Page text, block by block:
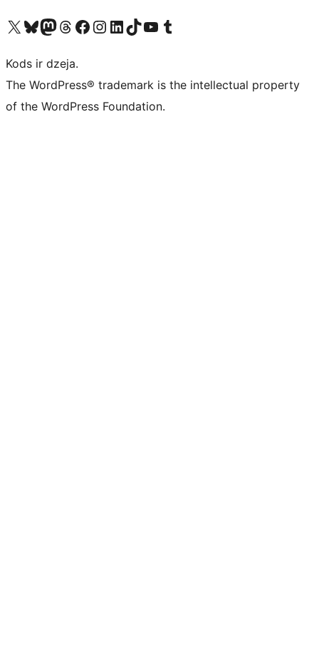
Apmeklējiet mūsu X (agrāk Twitter) kontu
Apmeklējiet mūsu Bluesky kontu
Apmeklējiet mūsu Mastodon kontu
Apmeklējiet mūsu Threads kontu
Apmeklējiet mūsu Facebook lapuApmeklējiet mūsu Instagram kontu
Apmeklējiet mūsu LinkedIn kontu
Apmeklējiet mūsu TikTok kontu
Apmeklējiet mūsu YouTube kanālu
Apmeklējiet mūsu Tumblr kontu
Kods ir dzeja.
The WordPress® trademark is the intellectual property
of the WordPress Foundation.